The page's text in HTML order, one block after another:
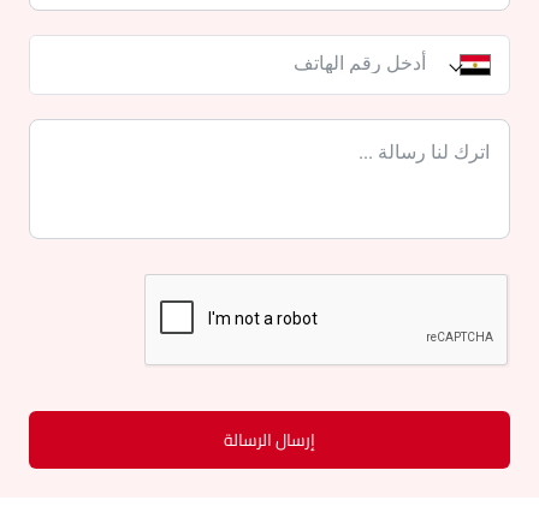
إرسال الرسالة